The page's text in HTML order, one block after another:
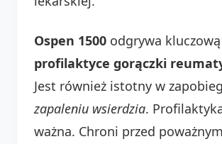
Ospen 1500 odgrywa
profilaktyce gorączki
Jest również istotny w
zapaleniu wsierdzia.
ważna. Chroni przed